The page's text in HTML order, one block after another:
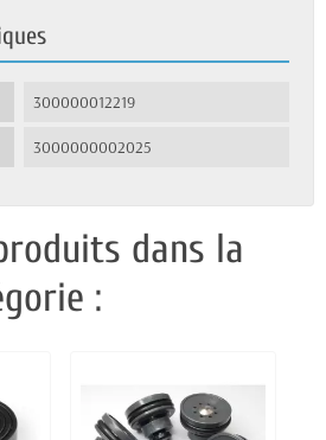
300000012219
3000000002025
dans la
: